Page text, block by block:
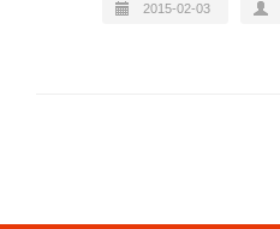
2015-02-03